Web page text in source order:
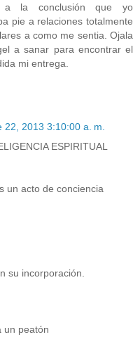
a la conclusión que yo
pie a relaciones totalmente
a como me sentia. Ojala
a sanar para encontrar el
mi entrega.
2013 3:10:00 a. m.
ESPIRITUAL
un acto de conciencia
su incorporación.
un peatón